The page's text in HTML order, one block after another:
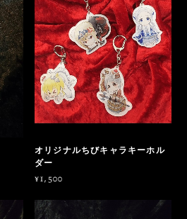
オリジナルちびキャラキーホル
ダー
¥1,500